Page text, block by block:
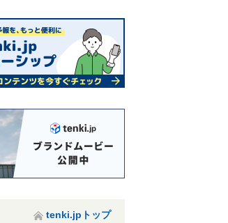
tenki.jpトップ